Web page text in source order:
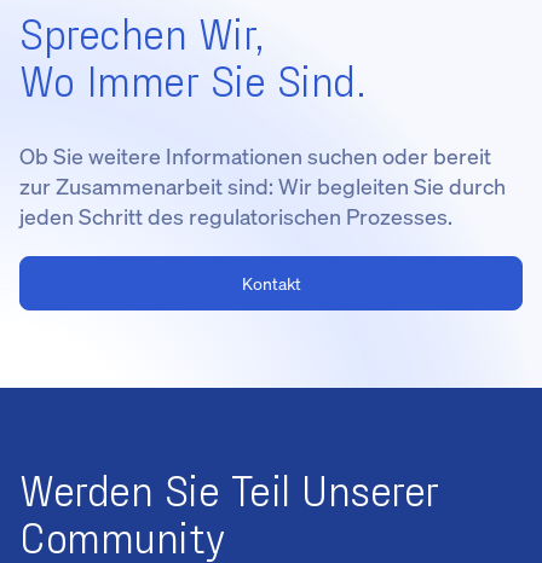
Sprechen Wir,
Wo Immer Sie Sind.
Ob Sie weitere Informationen suchen oder bereit
zur Zusammenarbeit sind: Wir begleiten Sie durch
jeden Schritt des regulatorischen Prozesses.
Kontakt
Werden Sie Teil Unserer
Community